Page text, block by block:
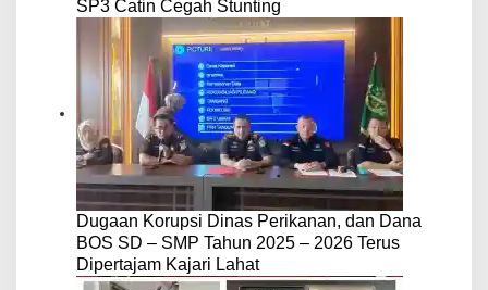
SP3 Catin Cegah Stunting
Dugaan Korupsi Dinas Perikanan, dan Dana
BOS SD – SMP Tahun 2025 – 2026 Terus
Dipertajam Kajari Lahat